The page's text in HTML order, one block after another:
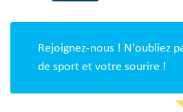
Rejoignez-nous ! N'oubliez
de sport et votre sourire !